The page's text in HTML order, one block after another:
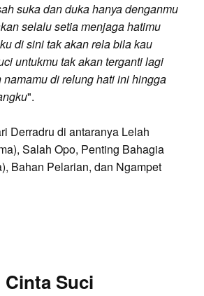
suka dan duka hanya denganmu
selalu setia menjaga hatimu
di sini tak akan rela bila kau
untukmu tak akan terganti lagi
di relung hati ini hingga
".
Derradru di antaranya Lelah
Salah Opo, Penting Bahagia
Bahan Pelarian, dan Ngampet
Suci